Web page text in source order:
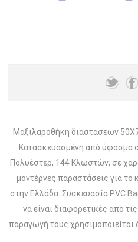
Μαξιλαροθήκη διαστάσεων
Κατασκευασμένη από ύφασμα
Πολυέστερ, 144 Κλωστών, σε
μοντέρνες παραστάσεις για το
στην Ελλάδα. Συσκευασία PVC
να είναι διαφορετικές απο
παραγωγή τους